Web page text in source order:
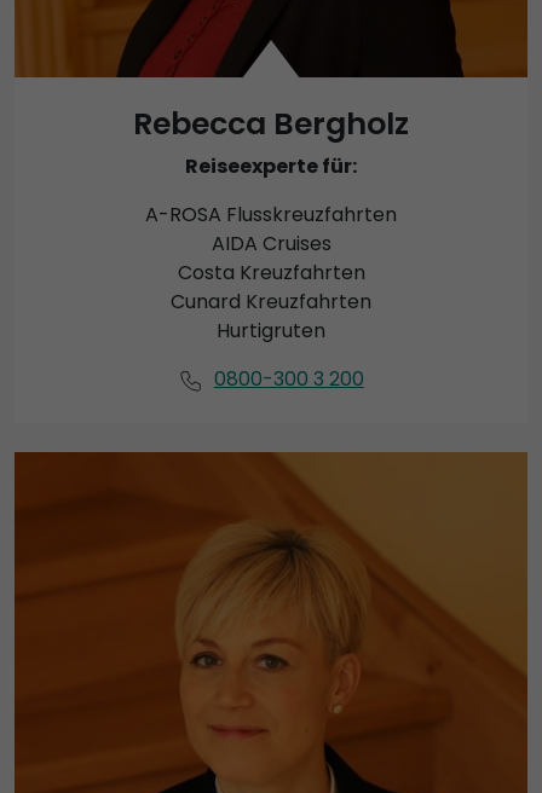
Rebecca Bergholz
Reiseexperte für:
A-ROSA Flusskreuzfahrten
AIDA Cruises
Costa Kreuzfahrten
Cunard Kreuzfahrten
Hurtigruten
0800-300 3 200